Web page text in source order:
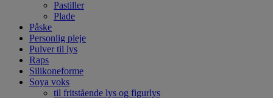
Pastiller
Plade
Påske
Personlig pleje
Pulver til lys
Raps
Silikoneforme
Soya voks
til fritstående lys og figurlys